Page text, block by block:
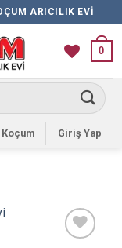
ARICILIK EVI
0
Koçum Giriş Yap